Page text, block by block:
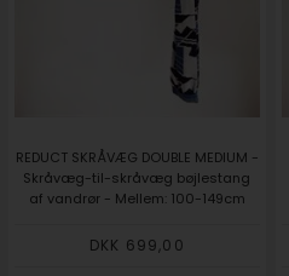
REDUCT SKRÅVÆG DOUBLE MEDIUM -
Skråvæg-til-skråvæg bøjlestang
af vandrør - Mellem: 100-149cm
DKK 699,00